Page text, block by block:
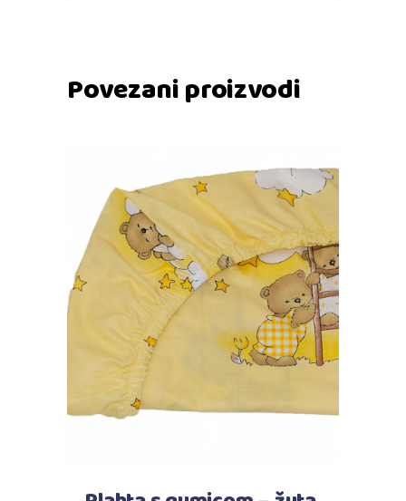
Povezani proizvodi
Dodaj u košaricu